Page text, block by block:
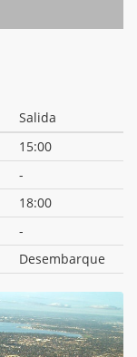
Salida
15:00
-
18:00
-
Desembarque